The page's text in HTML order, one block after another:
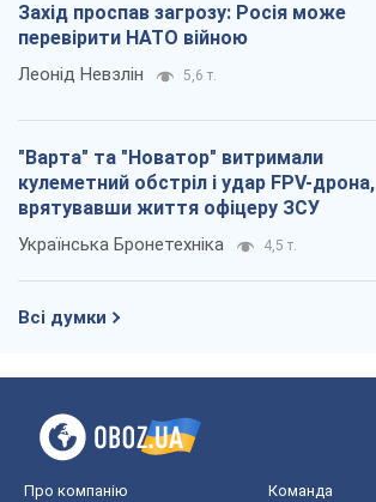
Захід проспав загрозу: Росія може
перевірити НАТО війною
Леонід Невзлін 5,6 т.
"Варта" та "Новатор" витримали
кулеметний обстріл і удар FPV-дрона,
врятувавши життя офіцеру ЗСУ
Українська Бронетехніка 4,5 т.
Всі думки
Про компанію Команда